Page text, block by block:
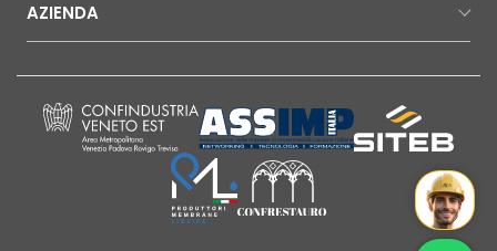
AZIENDA
Mr